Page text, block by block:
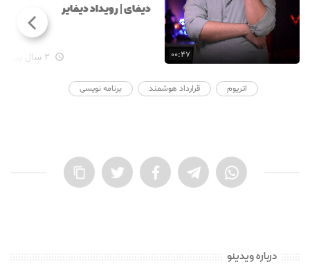
۰۰:۴۷
دیفای | رویداد دیفایر
۲ سال پیش 
اتریوم قرارداد هوشمند برنامه نویسی

درباره ویدینو